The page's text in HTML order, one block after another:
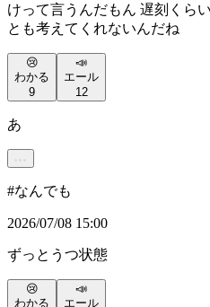
けって言うんだもん 遅刻くら
とも考えてくれないんだね
😢
わかる
9
📣
エール
12
あ
#なんでも
2026/07/08 15:00
ずっとうつ状態
😢
わかる
📣
エール